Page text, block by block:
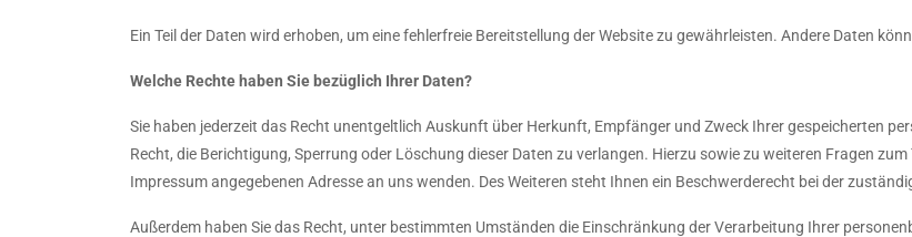
Ein Teil der Daten wird erhoben, um eine fehlerfreie Bereitstellung der Website zu gewährleisten. Andere Daten
Welche Rechte haben Sie bezüglich Ihrer Daten?
Sie haben jederzeit das Recht unentgeltlich Auskunft über Herkunft, Empfänger und Zweck Ihrer gespeicherten
Recht, die Berichtigung, Sperrung oder Löschung dieser Daten zu verlangen. Hierzu sowie zu weiteren Fragen
Impressum angegebenen Adresse an uns wenden. Des Weiteren steht Ihnen ein Beschwerderecht bei der
Außerdem haben Sie das Recht, unter bestimmten Umständen die Einschränkung der Verarbeitung Ihrer